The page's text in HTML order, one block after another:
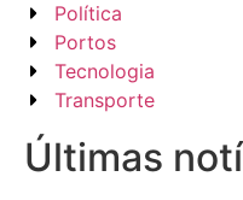
Política
Portos
Tecnologia
Transporte
Últimas